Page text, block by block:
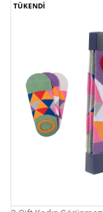
TÜKENDİ